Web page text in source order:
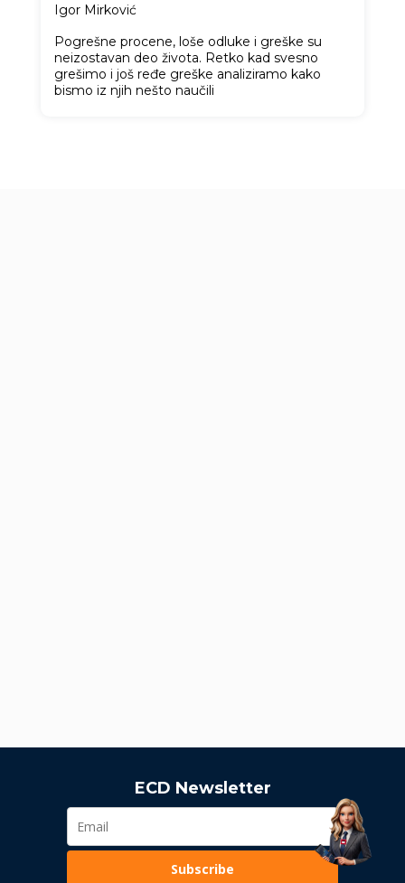
Igor Mirković
Pogrešne procene, loše odluke i greške su
neizostavan deo života. Retko kad svesno
grešimo i još ređe greške analiziramo kako
bismo iz njih nešto naučili
ECD Newsletter
Subscribe